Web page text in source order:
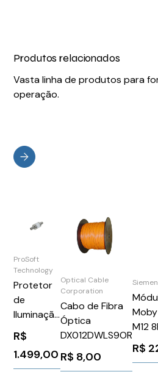
Produtos relacionados
Vasta linha de produtos para
operação.
ProSoft
Technology
Protetor
de
Iluminação
LP-901
R$
1.499,00
Optical Cable
Corporation
Cabo de Fibra
Óptica
DX012DWLS9OR
R$ 8,00
M12
R$